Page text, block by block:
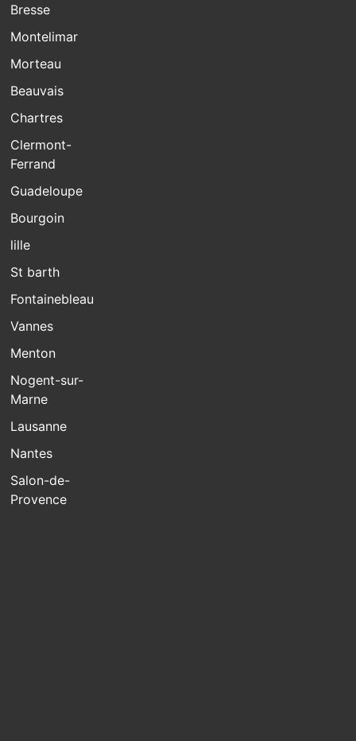
Bresse
Montelimar
Morteau
Beauvais
Chartres
Clermont-
Ferrand
Guadeloupe
Bourgoin
lille
St barth
Fontainebleau
Vannes
Menton
Nogent-sur-
Marne
Lausanne
Nantes
Salon-de-
Provence